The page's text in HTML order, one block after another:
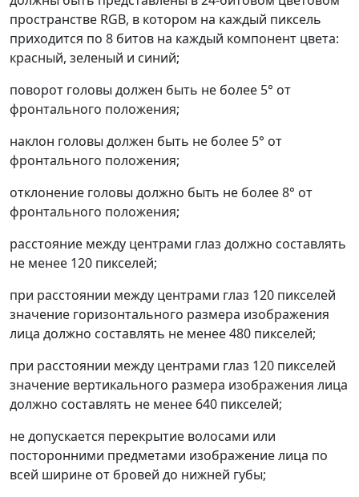
пространстве RGB, в котором на каждый пиксель
приходится по 8 битов на каждый компонент цвета:
красный, зеленый и синий;
поворот головы должен быть не более 5° от
фронтального положения;
наклон головы должен быть не более 5° от
фронтального положения;
отклонение головы должно быть не более 8° от
фронтального положения;
расстояние между центрами глаз должно составлять
не менее 120 пикселей;
при расстоянии между центрами глаз 120 пикселей
значение горизонтального размера изображения
лица должно составлять не менее 480 пикселей;
при расстоянии между центрами глаз 120 пикселей
значение вертикального размера изображения лица
должно составлять не менее 640 пикселей;
не допускается перекрытие волосами или
посторонними предметами изображение лица по
всей ширине от бровей до нижней губы;